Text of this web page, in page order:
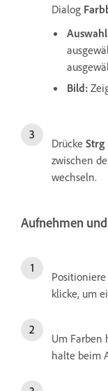
Dialog
Auswahl
Bild:
Drücke Strg
zwischen
wechseln.
Aufnehmen
klicke, um
Um Farben
halte beim